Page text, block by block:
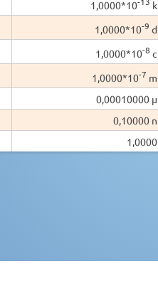
1,0000*10
1,0000*10-9
1,0000*10-8
1,0000*10-7
0,00010000
0,10000